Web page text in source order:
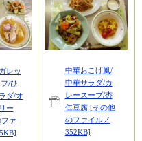
レッ
/ひ
ダ/オ
ー
ァ
中華おこげ風/
中華サラダ/カ
レースープ/杏
仁豆腐 [その他
のファイル／
352KB]